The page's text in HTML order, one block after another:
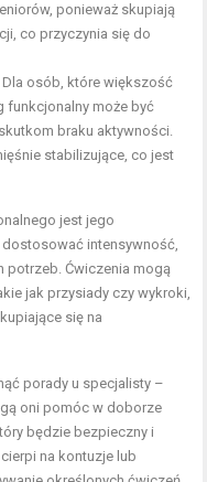
ponieważ skupiają
co przyczynia się do
Dla osób, które większość
funkcjonalny może być
braku aktywności.
stabilizujące, co jest
jest jego
intensywność,
potrzeb. Ćwiczenia mogą
jak przysiady czy wykroki,
się na
porady u specjalisty –
oni pomóc w doborze
będzie bezpieczny i
na kontuzje lub